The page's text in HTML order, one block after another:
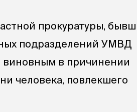
прокуратуры,
подразделений УМВД
виновным в причинении
человека, повлекшего